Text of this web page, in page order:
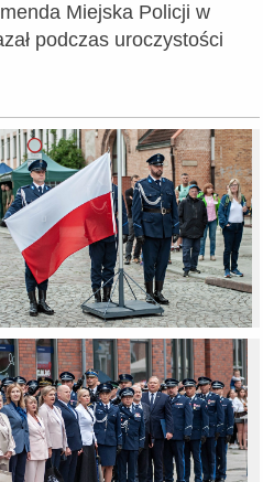
Miejska Policji w
podczas uroczystości